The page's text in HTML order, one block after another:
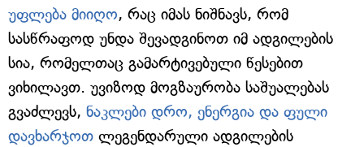
უფლება მიიღო, რაც იმას ნიშნავს, რომ
სასწრაფოდ უნდა შევადგინოთ იმ ადგილების
სია, რომელთაც გამარტივებული წესებით
ვიხილავთ. უვიზოდ მოგზაურობა საშუალებას
გვაძლევს, ნაკლები დრო, ენერგია და ფული
დავხარჯოთ ლეგენდარული ადგილების